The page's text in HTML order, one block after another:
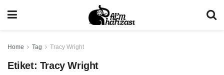
Home Tag Tracy Wright
Etiket: Tracy Wright